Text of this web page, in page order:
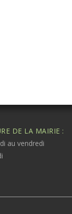
DE LA MAIRIE :
au vendredi